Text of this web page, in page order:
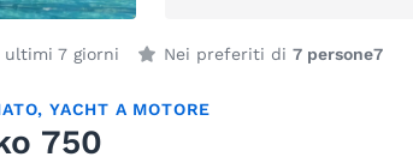
ultimi 7 giorni Nei preferiti di 7 persone7
,YACHT A MOTORE
750